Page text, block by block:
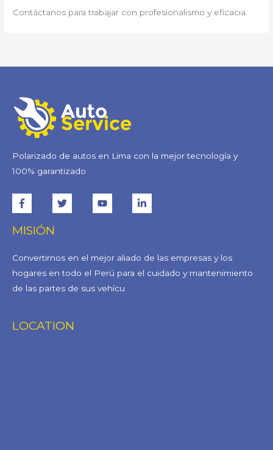
Contáctanos para trabajar con profesionalismo y eficacia.
Polarizado de autos en Lima con la mejor tecnología y
100% garantizado
MISIÓN
Convertirnos en el mejor aliado de las empresas y los
hogares en todo el Perú para el cuidado y mantenimiento
de las partes de sus vehícu
LOCATION